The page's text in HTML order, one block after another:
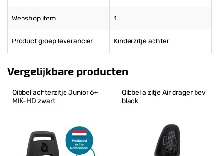
Webshop item 1
Product groep leverancier Kinderzitje achter
Vergelijkbare producten
Qibbel achterzitje Junior 6+
MIK-HD zwart
Qibbel a zitje Air drager bev
black